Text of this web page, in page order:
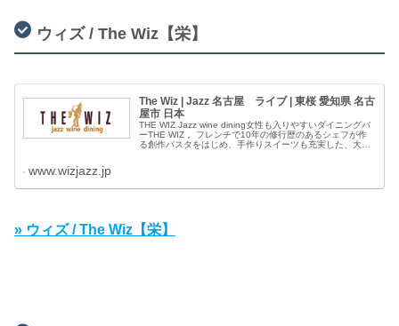
ウィズ / The Wiz【栄】
The Wiz | Jazz 名古屋 ライブ | 東桜 愛知県 名古
屋市 日本
THE WIZ Jazz wine dining女性も入りやすいダイニングバ
ーTHE WIZ 。フレンチで10年の修行歴のあるシェフが作
る創作パスタをはじめ、手作りスイーツも充実した、大人
www.wizjazz.jp
» ウィズ / The Wiz【栄】